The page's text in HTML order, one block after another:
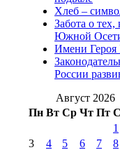
августа 2016 г
№98 8 августа
августа
2017 г(9)
2016 г(12)
августа 2012 г
августа 2013 г
Хлеб –
Забота о тех,
Южной
Имени Героя
России
Август 2026
Пн Вт Ср Чт Пт
1
3
4 5 6 7 8